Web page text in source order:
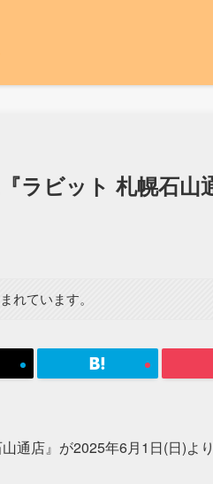
ラビット 札幌石
れています。
通店』が2025年6月1日(日)よ